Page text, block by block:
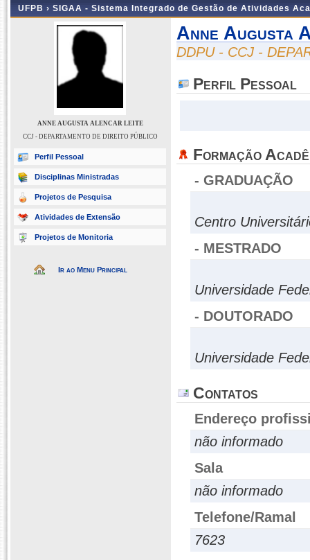
UFPB › SIGAA - Sistema Integrado de Gestão de Atividades
ANNE AUGUSTA ALENCAR LEITE
CCJ - DEPARTAMENTO DE DIREITO PÚBLICO
Perfil Pessoal
Disciplinas Ministradas
Projetos de Pesquisa
Atividades de Extensão
Projetos de Monitoria
Ir ao Menu Principal
Anne Augusta
DDPU - CCJ -
Perfil Pessoal
Formação
- GRADUAÇÃO
Centro
- MESTRADO
Universidade
- DOUTORADO
Universidade
Contatos
Endereço
não informado
Sala
não informado
Telefone/Ramal
7623